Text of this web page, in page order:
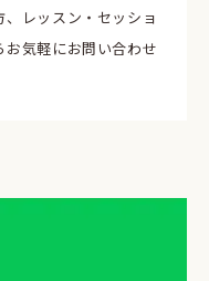
レッスン・セッショ
気軽にお問い合わせ